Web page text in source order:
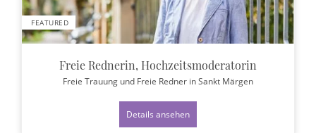
FEATURED
Freie Rednerin, Hochzeitsmoderatorin
Freie Trauung und Freie Redner in Sankt Märgen
Details ansehen